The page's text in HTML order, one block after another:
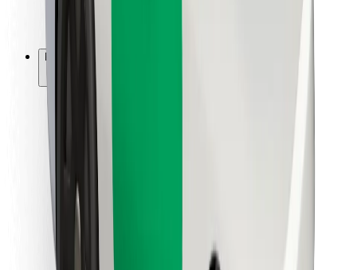
Zračne luke
Bolt stanice za punjenje
Za vozače
Za dostavljače
Bolt Food
Za vlasnike flota
Za restorane
Bolt for Business